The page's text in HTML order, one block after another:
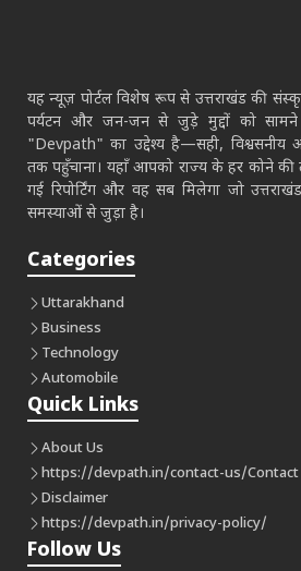
यह न्यूज़ पोर्टल विशेष रूप से उत्तराखंड की
पर्यटन और जन-जन से जुड़े मुद्दों को
"Devpath" का उद्देश्य है—सही, विश्वसनीय
तक पहुँचाना। यहाँ आपको राज्य के हर कोने
गई रिपोर्टिंग और वह सब मिलेगा जो
समस्याओं से जुड़ा है।
Categories
Uttarakhand
Business
Technology
Automobile
Quick Links
About Us
https://devpath.in/contact-us/Contact
Disclaimer
https://devpath.in/privacy-policy/
Follow Us